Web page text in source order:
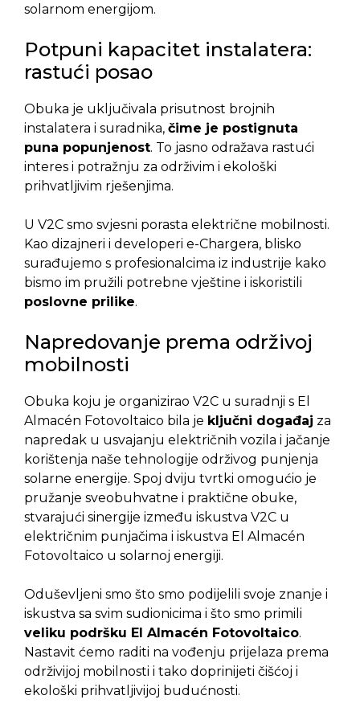
solarnom energijom.
Potpuni kapacitet instalatera:
rastući posao
Obuka je uključivala prisutnost brojnih
instalatera i suradnika, čime je postignuta
puna popunjenost. To jasno odražava rastući
interes i potražnju za održivim i ekološki
prihvatljivim rješenjima.
U V2C smo svjesni porasta električne mobilnosti.
Kao dizajneri i developeri e-Chargera, blisko
surađujemo s profesionalcima iz industrije kako
bismo im pružili potrebne vještine i iskoristili
poslovne prilike.
Napredovanje prema održivoj
mobilnosti
Obuka koju je organizirao V2C u suradnji s El
Almacén Fotovoltaico bila je ključni događaj za
napredak u usvajanju električnih vozila i jačanje
korištenja naše tehnologije održivog punjenja
solarne energije. Spoj dviju tvrtki omogućio je
pružanje sveobuhvatne i praktične obuke,
stvarajući sinergije između iskustva V2C u
električnim punjačima i iskustva El Almacén
Fotovoltaico u solarnoj energiji.
Oduševljeni smo što smo podijelili svoje znanje i
iskustva sa svim sudionicima i što smo primili
veliku podršku El Almacén Fotovoltaico.
Nastavit ćemo raditi na vođenju prijelaza prema
održivijoj mobilnosti i tako doprinijeti čišćoj i
ekološki prihvatljivijoj budućnosti.